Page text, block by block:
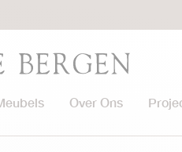
Over Ons